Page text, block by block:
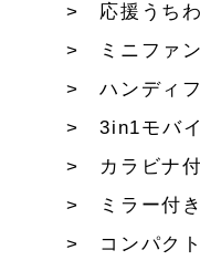
応援うちわ
ミニファ
ハンディ
3in1モバ
カラビナ
ミラー付
コンパク